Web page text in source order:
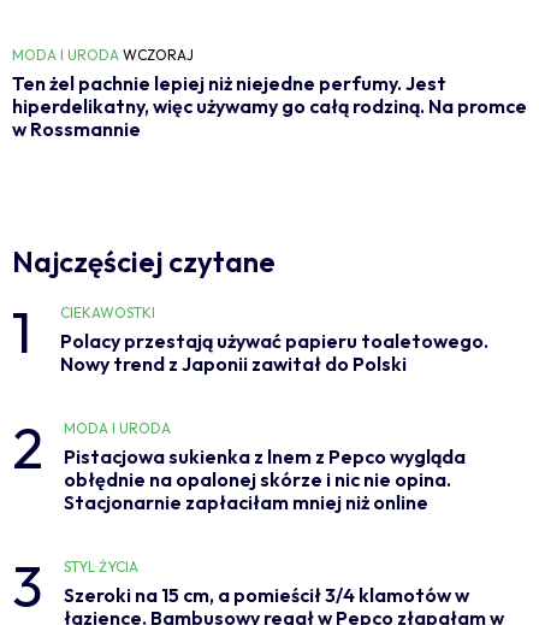
MODA I URODA WCZORAJ
Ten żel pachnie lepiej niż niejedne perfumy. Jest
hiperdelikatny, więc używamy go całą rodziną. Na promce
w Rossmannie
Najczęściej czytane
1 CIEKAWOSTKI
Polacy przestają używać papieru toaletowego.
Nowy trend z Japonii zawitał do Polski
2 MODA I URODA
Pistacjowa sukienka z lnem z Pepco wygląda
obłędnie na opalonej skórze i nic nie opina.
Stacjonarnie zapłaciłam mniej niż online
3 STYL ŻYCIA
Szeroki na 15 cm, a pomieścił 3/4 klamotów w
łazience. Bambusowy regał w Pepco złapałam w